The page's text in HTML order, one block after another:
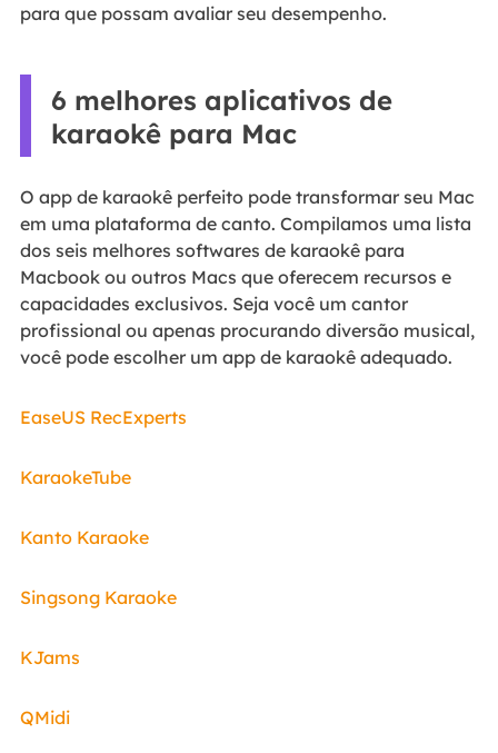
para que possam avaliar seu desempenho.
6 melhores aplicativos de
karaokê para Mac
O app de karaokê perfeito pode transformar seu Mac
em uma plataforma de canto. Compilamos uma lista
dos seis melhores softwares de karaokê para
Macbook ou outros Macs que oferecem recursos e
capacidades exclusivos. Seja você um cantor
profissional ou apenas procurando diversão musical,
você pode escolher um app de karaokê adequado.
EaseUS RecExperts
KaraokeTube
Kanto Karaoke
Singsong Karaoke
KJams
QMidi